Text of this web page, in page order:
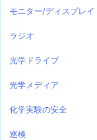
モニター/ディスプレイ
ラジオ
光学ドライブ
光学メディア
化学実験の安全
巡検